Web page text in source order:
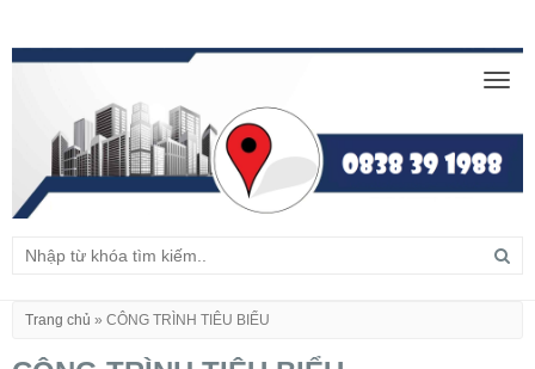
Trang chủ » CÔNG TRÌNH TIÊU BIỂU